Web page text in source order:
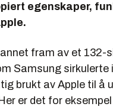
egenskaper,
fram av et 132-
Samsung sirkulerte
brukt av Apple til å
er det for